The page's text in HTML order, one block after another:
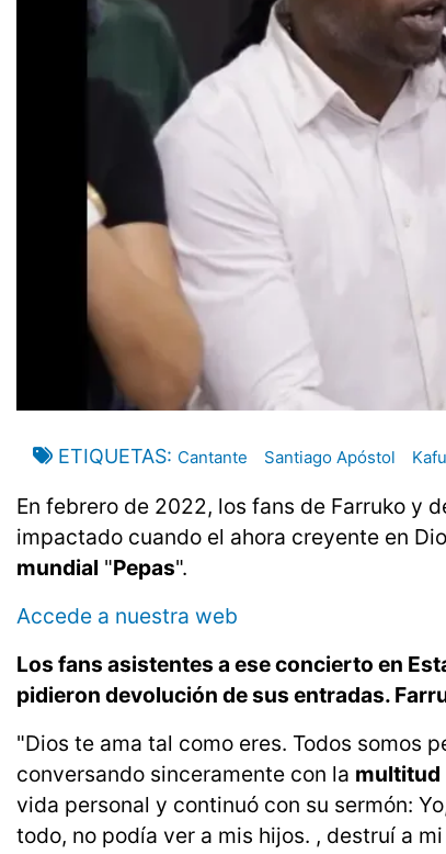
ETIQUETAS Cantante Santiago Apóstol
En febrero de 2022, los fans de Farruko y
impactado cuando el ahora creyente en
mundial "Pepas".
Accede a nuestra web
Los fans asistentes a ese concierto en
pidieron devolución de sus entradas.
"Dios te ama tal como eres. Todos somos
conversando sinceramente con la multitud
vida personal y continuó con su sermón:
todo, no podía ver a mis hijos. , destruí a